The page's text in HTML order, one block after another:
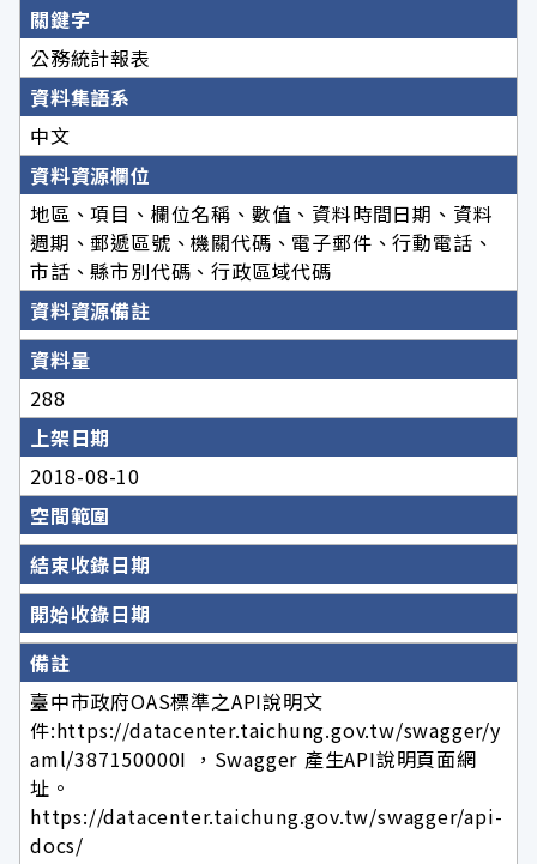
關鍵字
公務統計報表
資料集語系
中文
資料資源欄位
地區、項目、欄位名稱、數值、資料時間日期、資料
週期、郵遞區號、機關代碼、電子郵件、行動電話、
市話、縣市別代碼、行政區域代碼
資料資源備註
資料量
288
上架日期
2018-08-10
空間範圍
結束收錄日期
開始收錄日期
備註
臺中市政府OAS標準之API說明文
件:https://datacenter.taichung.gov.tw/swagger/y
aml/387150000I ，Swagger 產生API說明頁面網
址。
https://datacenter.taichung.gov.tw/swagger/api-
docs/